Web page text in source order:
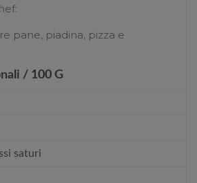
pane, piadina, pizza e
/ 100 G
saturi